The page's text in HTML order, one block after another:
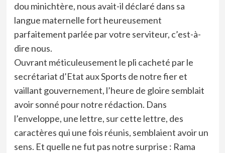
dou minichtère, nous avait-il déclaré dans sa
langue maternelle fort heureusement
parfaitement parlée par votre serviteur, c’est-à-
dire nous.
Ouvrant méticuleusement le pli cacheté par le
secrétariat d’Etat aux Sports de notre fier et
vaillant gouvernement, l’heure de gloire semblait
avoir sonné pour notre rédaction. Dans
l’enveloppe, une lettre, sur cette lettre, des
caractères qui une fois réunis, semblaient avoir un
sens. Et quelle ne fut pas notre surprise : Rama